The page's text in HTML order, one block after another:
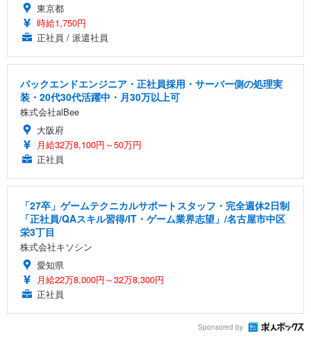
東京都
時給1,750円
正社員 / 派遣社員
バックエンドエンジニア・正社員採用・サーバー側の処理実
装・20代30代活躍中・月30万以上可
株式会社alBee
大阪府
月給32万8,100円～50万円
正社員
「27卒」ゲームテクニカルサポートスタッフ・完全週休2日制
「正社員/QAスキル習得/IT・ゲーム業界志望」/名古屋市中区
栄3丁目
株式会社キソシン
愛知県
月給22万8,000円～32万8,300円
正社員
Sponsored by